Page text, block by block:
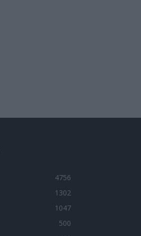
4756
1302
1047
500